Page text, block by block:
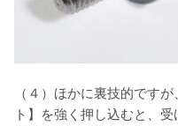
（４）ほかに裏技的です
ト】を強く押し込むと、